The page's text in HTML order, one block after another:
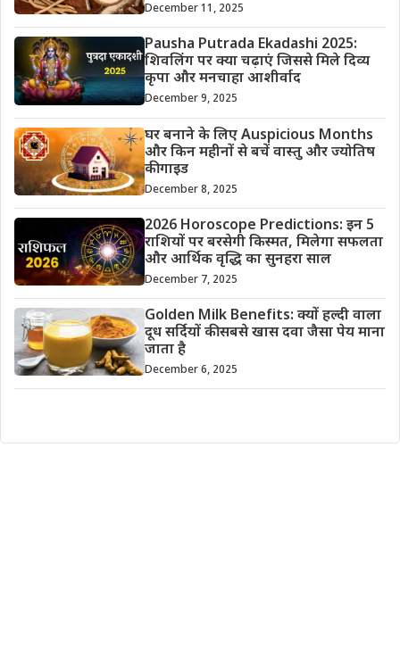
December 11, 2025
Pausha Putrada Ekadashi 2025:
शिवलिंग पर क्या चढ़ाएं जिससे मिले दिव्य
कृपा और मनचाहा आशीर्वाद
December 9, 2025
घर बनाने के लिए Auspicious Months
और किन महीनों से बचें वास्तु और ज्योतिष
की गाइड
December 8, 2025
2026 Horoscope Predictions: इन 5
राशियों पर बरसेगी किस्मत, मिलेगा सफलता
और आर्थिक वृद्धि का सुनहरा साल
December 7, 2025
Golden Milk Benefits: क्यों हल्दी वाला
दूध सर्दियों की सबसे खास दवा जैसा पेय माना
जाता है
December 6, 2025